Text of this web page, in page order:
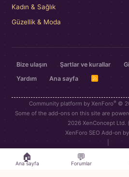
Kadın & Sağlık
Güzellik & Moda
Bize ulaşın Şartlar ve kurallar
Yardım
Ana sayfa
R
Community platform by XenForo® ©
Some of the add-ons on this site are
2026 XenConcept Ltd. (
XenForo SEO Add-on by
🏠
Ana sayfa
💬
Forumlar